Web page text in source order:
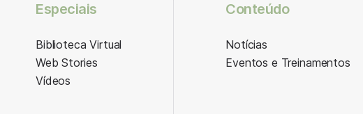
Especiais
Biblioteca Virtual
Web Stories
Vídeos
Conteúdo
Notícias
Eventos e Treinamentos